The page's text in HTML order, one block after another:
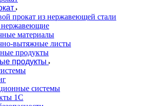
прокат из нержавеющей стали
материалы
вытяжные листы
продукты
системы
1С